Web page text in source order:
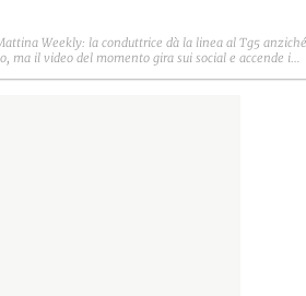
Weekly: la conduttrice dà la linea al Tg5 anziché
ma il video del momento gira sui social e accende i